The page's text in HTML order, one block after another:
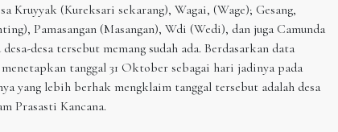
Kruyyak (Kureksari sekarang), Wagai, (Wage); Gesang,
Pamasangan (Masangan), Wdi (Wedi), dan juga Camunda
desa tersebut memang sudah ada. Berdasarkan data
tanggal 31 Oktober sebagai hari jadinya pada
yang lebih berhak mengklaim tanggal tersebut adalah desa
Prasasti Kancana.